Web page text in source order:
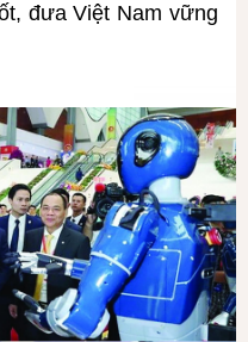
đưa Việt Nam vững